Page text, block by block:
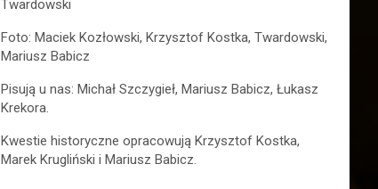
Twardowski
Foto: Maciek Kozłowski, Krzysztof Kostka, Twardowski,
Mariusz Babicz
Pisują u nas: Michał Szczygieł, Mariusz Babicz, Łukasz
Krekora.
Kwestie historyczne opracowują Krzysztof Kostka,
Marek Krugliński i Mariusz Babicz.